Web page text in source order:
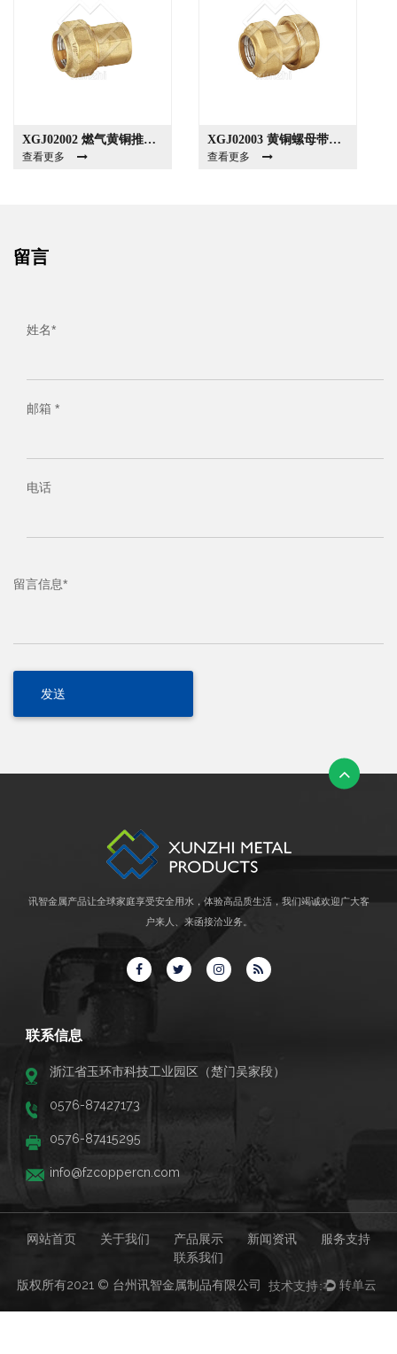
XGJ02002 燃气黄铜推动旋转半活管接头
查看更多
XGJ02003 黄铜螺母带法兰黄铜螺纹插入螺母
查看更多
留言
姓名*
邮箱 *
电话
留言信息*
讯智金属产品让全球家庭享受安全用水，体验高品质生活，我们竭诚欢迎广大客
户来人、来函接洽业务。
联系信息
浙江省玉环市科技工业园区（楚门吴家段）
0576-87427173
0576-87415295
info@fzcoppercn.com
网站首页 关于我们 产品展示 新闻资讯
服务支持
联系我们
版权所有2021 © 台州讯智金属制品有限公司